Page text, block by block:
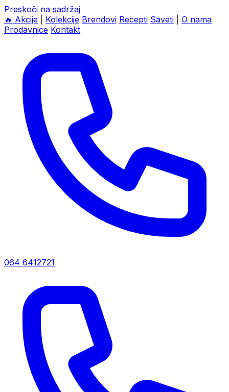
Preskoči na sadržaj
🔥 Akcije Kolekcije Brendovi Recepti Saveti
O nama
Prodavnice Kontakt
064 6412721